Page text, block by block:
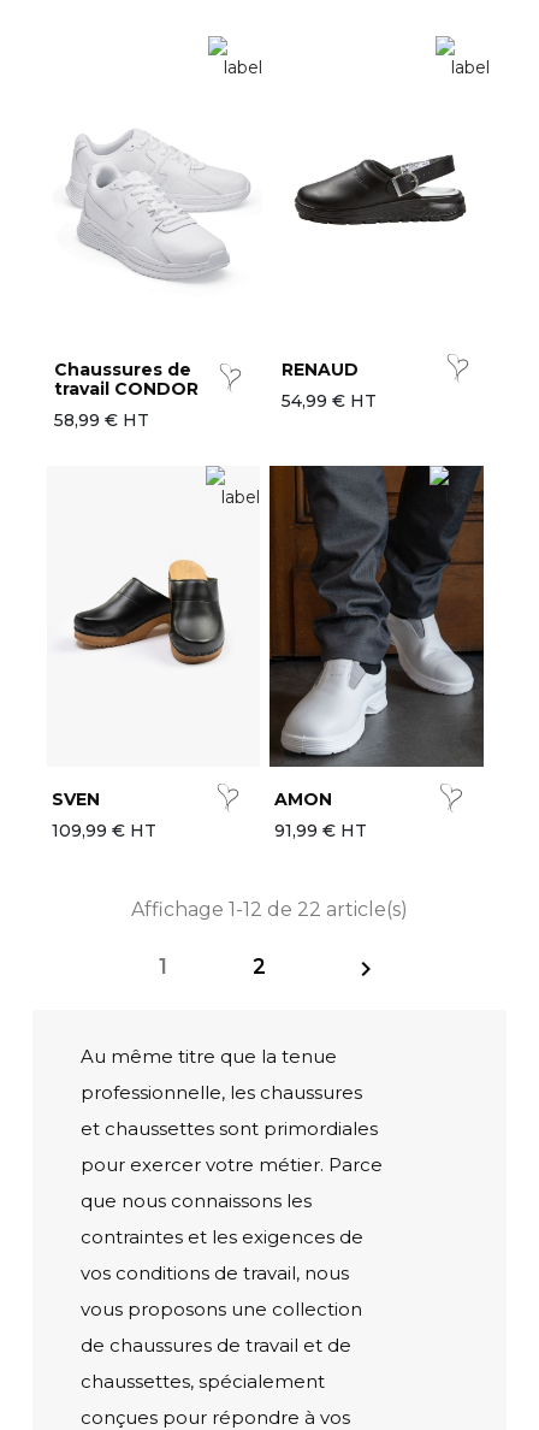
Chaussures de
travail CONDOR
58,99 € HT
RENAUD
54,99 € HT
SVEN
109,99 € HT
AMON
91,99 € HT
Affichage 1-12 de 22 article(s)
1 2 
Au même titre que la tenue
professionnelle, les chaussures
et chaussettes sont primordiales
pour exercer votre métier. Parce
que nous connaissons les
contraintes et les exigences de
vos conditions de travail, nous
vous proposons une collection
de chaussures de travail et de
chaussettes, spécialement
conçues pour répondre à vos